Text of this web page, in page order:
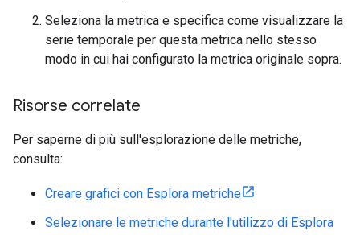
Seleziona la metrica e specifica come visualizzare la
serie temporale per questa metrica nello stesso
modo in cui hai configurato la metrica originale sopra.
Risorse correlate
Per saperne di più sull'esplorazione delle metriche,
consulta:
Creare grafici con Esplora metriche
Selezionare le metriche durante l'utilizzo di Esplora